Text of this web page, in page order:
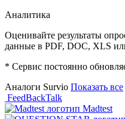
Аналитика
Оценивайте результаты
данные в PDF, DOC, XLS
* Сервис постоянно
Аналоги Survio Показать все
FeedBackTalk
Madtest